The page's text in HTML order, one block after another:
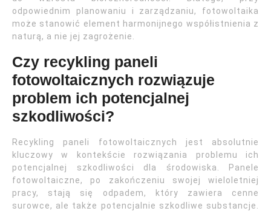
odpowiednim planowaniu i zarządzaniu, fotowoltaika
może stanowić element harmonijnego współistnienia z
naturą, a nie jej zagrożenie.
Czy recykling paneli
fotowoltaicznych rozwiązuje
problem ich potencjalnej
szkodliwości?
Recykling paneli fotowoltaicznych jest absolutnie
kluczowy w kontekście rozwiązania problemu ich
potencjalnej szkodliwości dla środowiska. Panele
fotowoltaiczne, po zakończeniu swojej wieloletniej
pracy, stają się odpadem, który zawiera cenne
surowce, ale także potencjalnie szkodliwe substancje.